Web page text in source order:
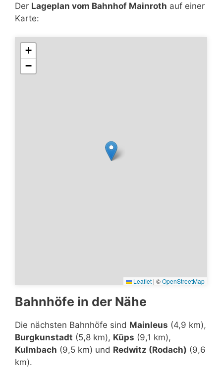
Der Lageplan vom Bahnhof Mainroth auf einer
Karte:
+
−
Leaflet | ©OpenStreetMap
Bahnhöfe in der Nähe
Die nächsten Bahnhöfe sind Mainleus (4,9 km),
Burgkunstadt (5,8 km), Küps (9,1 km),
Kulmbach (9,5 km) und Redwitz (Rodach) (9,6
km).